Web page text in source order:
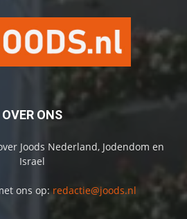
OVER ONS
Joods Nederland, Jodendom en
Israel
ons op: redactie@joods.nl